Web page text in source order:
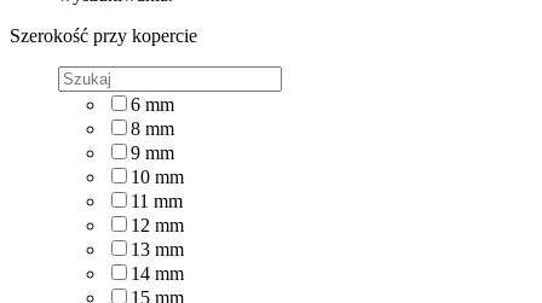
Szerokość przy kopercie
6 mm
8 mm
9 mm
10 mm
11 mm
12 mm
13 mm
14 mm
15 mm